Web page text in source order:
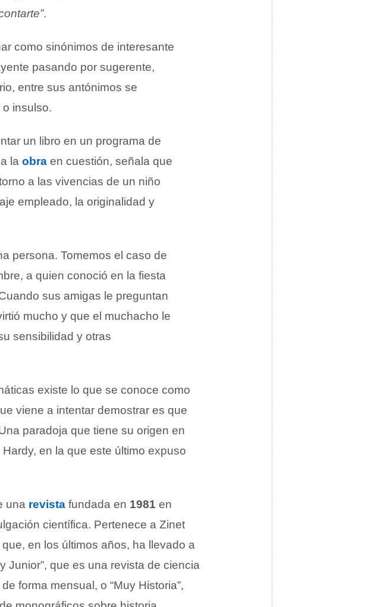
.
como sinónimos de interesante
pasando por sugerente,
entre sus antónimos se
insulso.
un libro en un programa de
la obra en cuestión, señala que
a las vivencias de un niño
empleado, la originalidad y
persona. Tomemos el caso de
a quien conoció en la fiesta
sus amigas le preguntan
mucho y que el muchacho le
sensibilidad y otras
existe lo que se conoce como
viene a intentar demostrar es que
paradoja que tiene su origen en
en la que este último expuso
una revista fundada en 1981 en
científica. Pertenece a Zinet
en los últimos años, ha llevado a
Junior”, que es una revista de ciencia
forma mensual, o “Muy Historia”,